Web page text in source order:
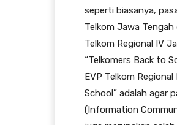
seperti biasanya,
Telkom Jawa
Telkom Regional IV
“Telkomers Back to
EVP Telkom
School” adalah agar
(Information